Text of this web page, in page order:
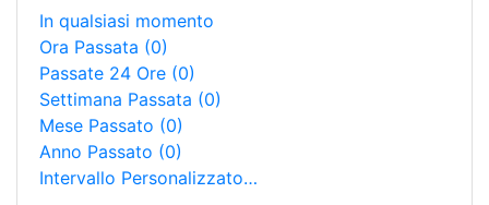
In qualsiasi momento
Ora Passata (0)
Passate 24 Ore (0)
Settimana Passata (0)
Mese Passato (0)
Anno Passato (0)
Intervallo Personalizzato…